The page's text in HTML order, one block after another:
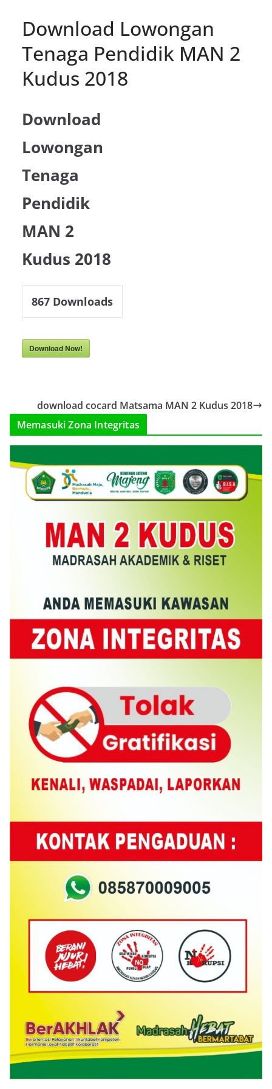
Download Lowongan
Tenaga Pendidik MAN 2
Kudus 2018
Download
Lowongan
Tenaga
Pendidik
MAN 2
Kudus 2018
867 Downloads
Download Now!
download cocard Matsama MAN 2 Kudus 2018
Memasuki Zona Integritas